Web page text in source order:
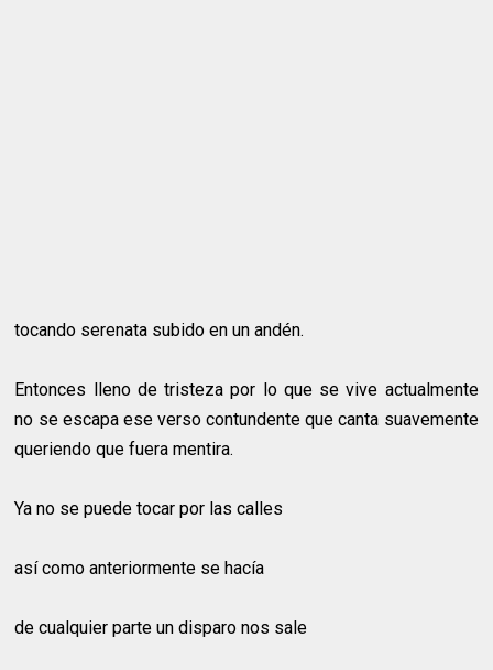
tocando serenata subido en un andén.
Entonces lleno de tristeza por lo que se vive actualmente
no se escapa ese verso contundente que canta suavemente
queriendo que fuera mentira.
Ya no se puede tocar por las calles
así como anteriormente se hacía
de cualquier parte un disparo nos sale